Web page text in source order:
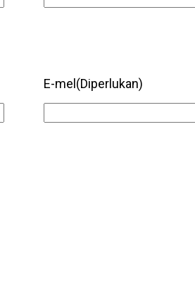
E-mel (Diperlukan)